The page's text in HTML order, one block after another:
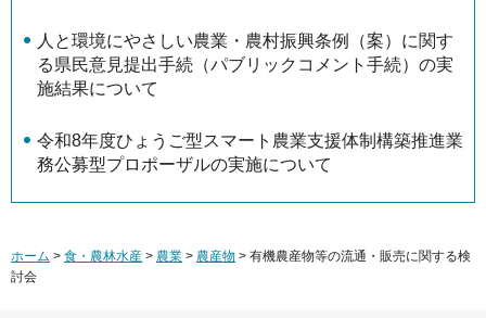
人と環境にやさしい農業・農村振興条例（案）に関す
る県民意見提出手続（パブリックコメント手続）の実
施結果について
令和8年度ひょうご型スマート農業支援体制構築推進業
務公募型プロポーザルの実施について
ホーム > 食・農林水産 > 農業 > 農産物 > 有機農産物等の流通・販売に関する検
討会